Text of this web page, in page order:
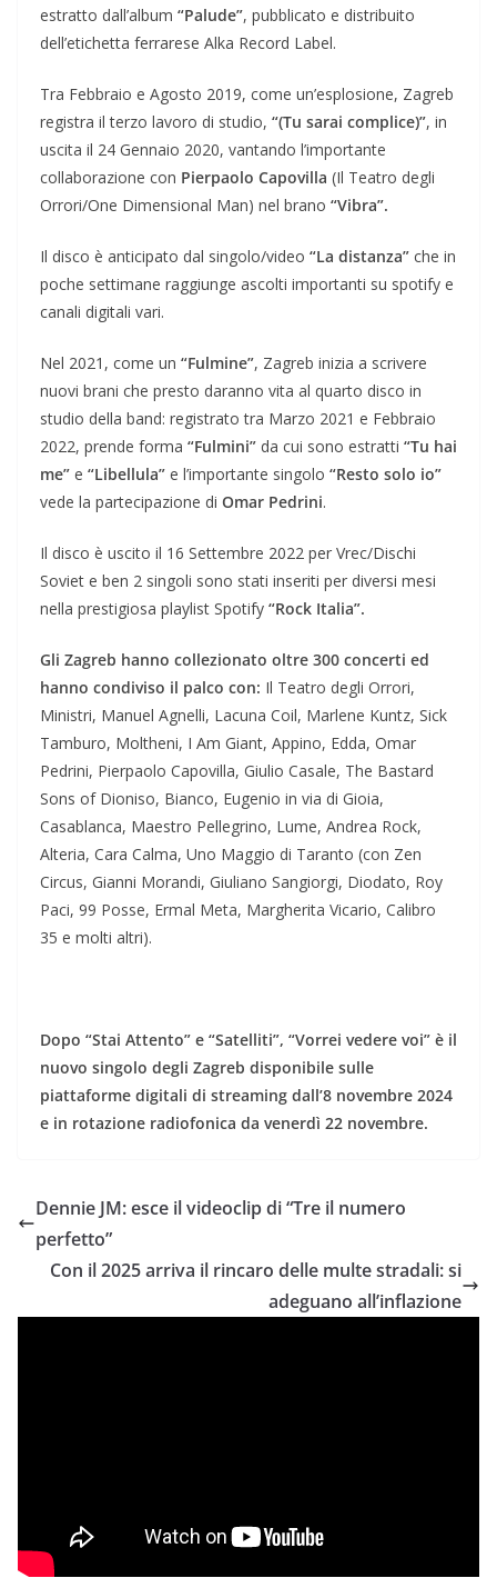
estratto dall’album “Palude”, pubblicato e distribuito
dell’etichetta ferrarese Alka Record Label.
Tra Febbraio e Agosto 2019, come un’esplosione, Zagreb
registra il terzo lavoro di studio, “(Tu sarai complice)”, in
uscita il 24 Gennaio 2020, vantando l’importante
collaborazione con Pierpaolo Capovilla (Il Teatro degli
Orrori/One Dimensional Man) nel brano “Vibra”.
Il disco è anticipato dal singolo/video “La distanza” che in
poche settimane raggiunge ascolti importanti su spotify e
canali digitali vari.
Nel 2021, come un “Fulmine”, Zagreb inizia a scrivere
nuovi brani che presto daranno vita al quarto disco in
studio della band: registrato tra Marzo 2021 e Febbraio
2022, prende forma “Fulmini” da cui sono estratti “Tu hai
me” e “Libellula” e l’importante singolo “Resto solo io”
vede la partecipazione di Omar Pedrini.
Il disco è uscito il 16 Settembre 2022 per Vrec/Dischi
Soviet e ben 2 singoli sono stati inseriti per diversi mesi
nella prestigiosa playlist Spotify “Rock Italia”.
Gli Zagreb hanno collezionato oltre 300 concerti ed
hanno condiviso il palco con: Il Teatro degli Orrori,
Ministri, Manuel Agnelli, Lacuna Coil, Marlene Kuntz, Sick
Tamburo, Moltheni, I Am Giant, Appino, Edda, Omar
Pedrini, Pierpaolo Capovilla, Giulio Casale, The Bastard
Sons of Dioniso, Bianco, Eugenio in via di Gioia,
Casablanca, Maestro Pellegrino, Lume, Andrea Rock,
Alteria, Cara Calma, Uno Maggio di Taranto (con Zen
Circus, Gianni Morandi, Giuliano Sangiorgi, Diodato, Roy
Paci, 99 Posse, Ermal Meta, Margherita Vicario, Calibro
35 e molti altri).
Dopo “Stai Attento” e “Satelliti”, “Vorrei vedere voi” è il
nuovo singolo degli Zagreb disponibile sulle
piattaforme digitali di streaming dall’8 novembre 2024
e in rotazione radiofonica da venerdì 22 novembre.
Dennie JM: esce il videoclip di “Tre il numero
perfetto”
Con il 2025 arriva il rincaro delle multe stradali: si
adeguano all’inflazione